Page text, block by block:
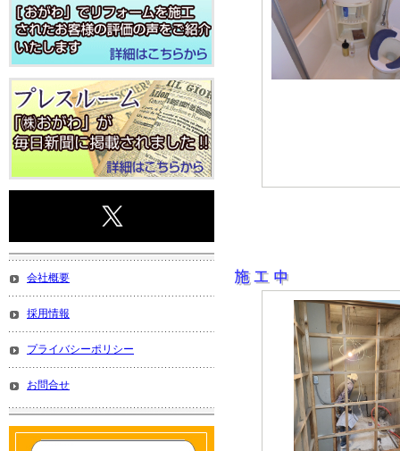
会社概要
採用情報
プライバシーポリシー
お問合せ